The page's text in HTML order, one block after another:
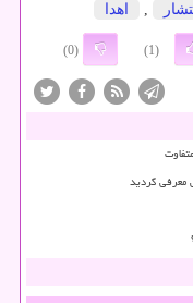
, اهدا
(1)
(0)
معرفی گردید